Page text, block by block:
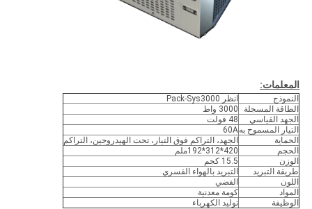
المعلمات:
النموذج
انظر Pack-Sys3000
الطاقة المسجلة
3000 واط
الجهد القياسي
48 فولت
التيار المسموح به60A
الحماية
الجهد، التراكم فوق التيار، تحت الهيدروجين، التراكم
الحجم
420*312*192ملم
الوزن
15.5 كجم
طريقة التبريد
التبريد بالهواء القسري
اللون
الفضي
المواد
كومة معدنية
الوظيفة
توليد الكهرباء